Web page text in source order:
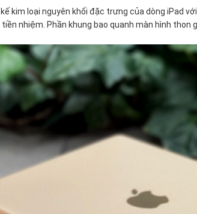
kim loại nguyên khối đặc trưng của dòng iPad
nhiệm. Phần khung bao quanh màn hình